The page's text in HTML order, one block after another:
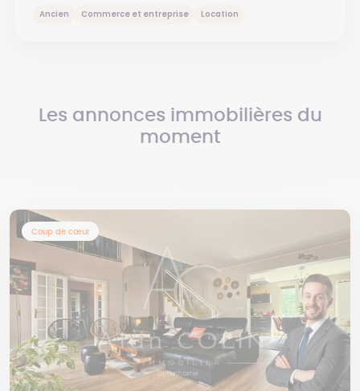
Ancien Commerce et entreprise Location
Les annonces immobilières du
moment
Coup de cœur